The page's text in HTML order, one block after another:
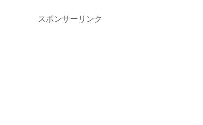
スポンサーリンク